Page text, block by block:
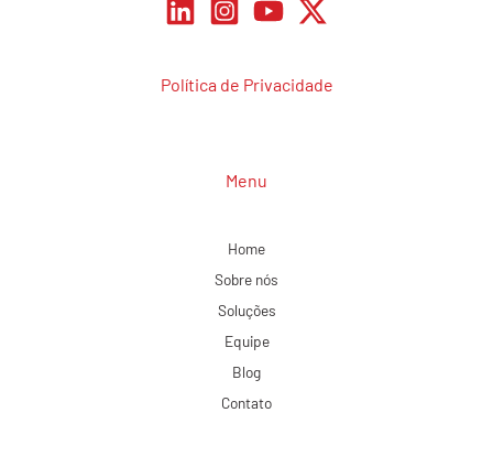
Política de Privacidade
Menu
Home
Sobre nós
Soluções
Equipe
Blog
Contato